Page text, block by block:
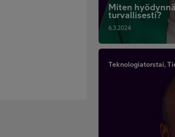
Miten
turvallisesti?
6.3.2024
Teknologiatorstai,